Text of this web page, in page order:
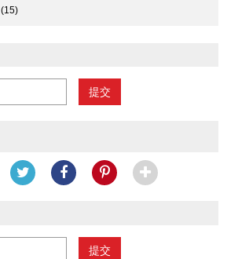
(15)
提交
提交